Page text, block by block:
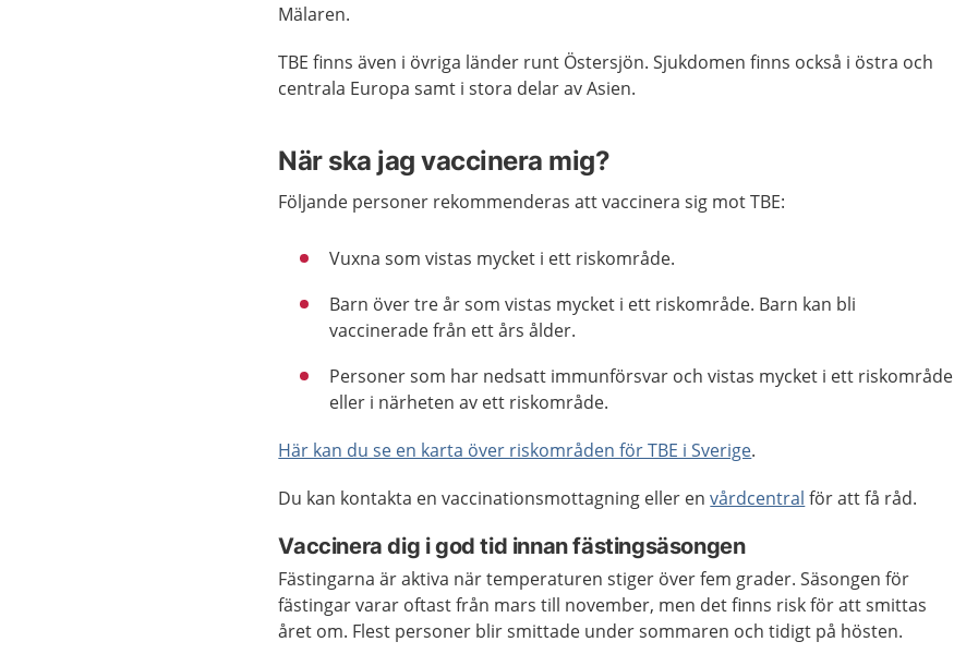
Mälaren.
TBE finns även i övriga länder runt Östersjön. Sjukdomen finns också i östra och
centrala Europa samt i stora delar av Asien.
När ska jag vaccinera mig?
Följande personer rekommenderas att vaccinera sig mot TBE:
Vuxna som vistas mycket i ett riskområde.
Barn över tre år som vistas mycket i ett riskområde. Barn kan bli
vaccinerade från ett års ålder.
Personer som har nedsatt immunförsvar och vistas mycket i ett riskområde
eller i närheten av ett riskområde.
Här kan du se en karta över riskområden för TBE i Sverige.
Du kan kontakta en vaccinationsmottagning eller envårdcentral för att få råd.
Vaccinera dig i god tid innan fästingsäsongen
Fästingarna är aktiva när temperaturen stiger över fem grader. Säsongen för
fästingar varar oftast från mars till november, men det finns risk för att smittas
året om. Flest personer blir smittade under sommaren och tidigt på hösten.